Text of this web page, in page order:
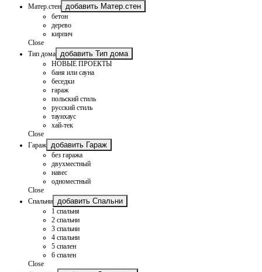
Матер.стен
добавить Матер.стен
бетон
дерево
кирпич
Close
Тип дома
добавить Тип дома
НОВЫЕ ПРОЕКТЫ
баня или сауна
беседки
гараж
польский стиль
русский стиль
таунхаус
хай-тек
Close
Гараж
добавить Гараж
без гаража
двухместный
навес
одноместный
Close
Спальни
добавить Спальни
1 спальня
2 спальни
3 спальни
4 спальни
5 спален
6 спален
Close